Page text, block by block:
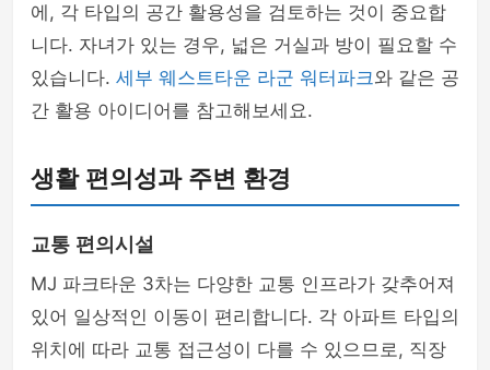
에, 각 타입의 공간 활용성을 검토하는 것이 중요합
니다. 자녀가 있는 경우, 넓은 거실과 방이 필요할 수
있습니다. 세부 웨스트타운 라군 워터파크와 같은 공
간 활용 아이디어를 참고해보세요.
생활 편의성과 주변 환경
교통 편의시설
MJ 파크타운 3차는 다양한 교통 인프라가 갖추어져
있어 일상적인 이동이 편리합니다. 각 아파트 타입의
위치에 따라 교통 접근성이 다를 수 있으므로, 직장